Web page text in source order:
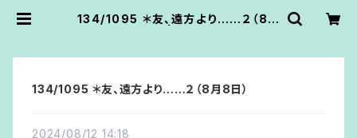
134/1095 ＊友、遠方より……２（8月
134/1095 ＊友、遠方より……２（8月8日）
2024/08/12 14:18